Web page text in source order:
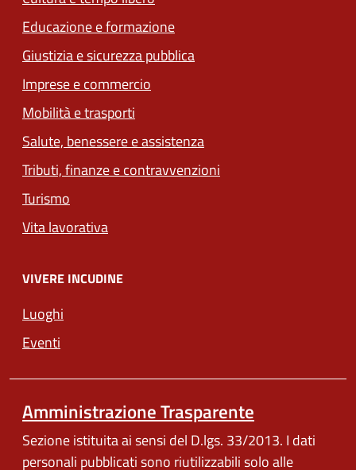
Educazione e formazione
Giustizia e sicurezza pubblica
Imprese e commercio
Mobilità e trasporti
Salute, benessere e assistenza
Tributi, finanze e contravvenzioni
Turismo
Vita lavorativa
VIVERE INCUDINE
Luoghi
Eventi
Amministrazione Trasparente
Sezione istituita ai sensi del D.lgs. 33/2013. I dati
personali pubblicati sono riutilizzabili solo alle